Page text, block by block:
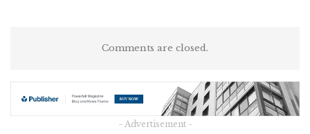
Comments are closed.
- Advertisement -